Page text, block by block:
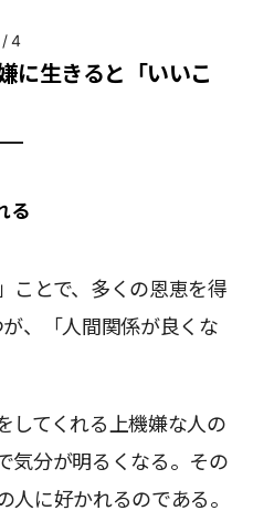
/4
に生きると「いいこ
る
ことで、多くの恩恵を得
、「人間関係が良くな
してくれる上機嫌な人の
気分が明るくなる。その
人に好かれるのである。